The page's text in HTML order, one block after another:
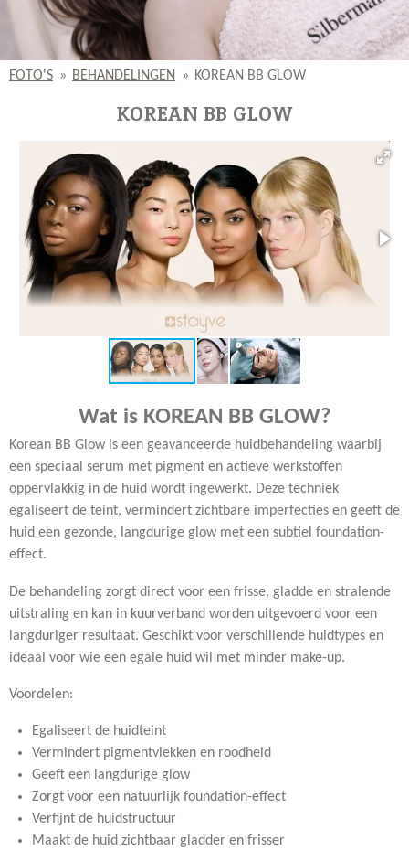
FOTO'S » BEHANDELINGEN » KOREAN BB GLOW
KOREAN BB GLOW
Wat is KOREAN BB GLOW?
Korean BB Glow is een geavanceerde huidbehandeling waarbij
een speciaal serum met pigment en actieve werkstoffen
oppervlakkig in de huid wordt ingewerkt. Deze techniek
egaliseert de teint, vermindert zichtbare imperfecties en geeft de
huid een gezonde, langdurige glow met een subtiel foundation-
effect.
De behandeling zorgt direct voor een frisse, gladde en stralende
uitstraling en kan in kuurverband worden uitgevoerd voor een
langduriger resultaat. Geschikt voor verschillende huidtypes en
ideaal voor wie een egale huid wil met minder make-up.
Voordelen:
Egaliseert de huidteint
Vermindert pigmentvlekken en roodheid
Geeft een langdurige glow
Zorgt voor een natuurlijk foundation-effect
Verfijnt de huidstructuur
Maakt de huid zichtbaar gladder en frisser